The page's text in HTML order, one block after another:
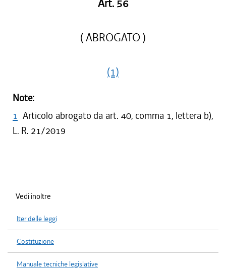
Art. 56
( ABROGATO )
(1)
Note:
1 Articolo abrogato da art. 40, comma 1, lettera b),
L. R. 21/2019
Vedi inoltre
Iter delle leggi
Costituzione
Manuale tecniche legislative